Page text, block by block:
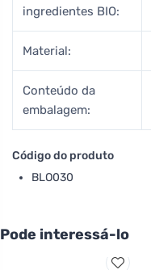
ingredientes BIO:
Material:
Conteúdo da
embalagem:
Código do produto
BLO030
Pode interessá-lo